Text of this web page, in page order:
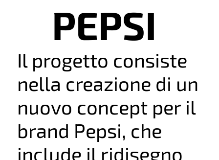
PEPSI
Il progetto consiste
nella creazione di un
nuovo concept per il
brand Pepsi, che
include il ridisegno